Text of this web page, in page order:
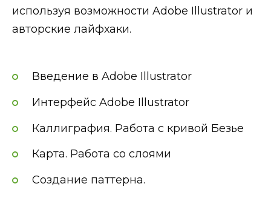
используя возможности Adobe Illustrator и
авторские лайфхаки.
Введение в Adobe Illustrator
Интерфейс Adobe Illustrator
Каллиграфия. Работа с кривой Безье
Карта. Работа со слоями
Создание паттерна.